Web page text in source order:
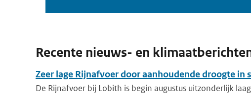
Recente nieuws- en
Zeer lage Rijnafvoer door aanhoudende droogte in
De Rijnafvoer bij Lobith is begin augustus uitzonderlijk